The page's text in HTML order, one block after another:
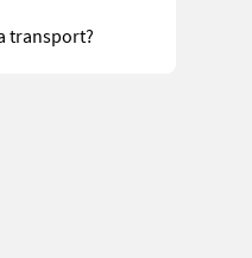
transport?